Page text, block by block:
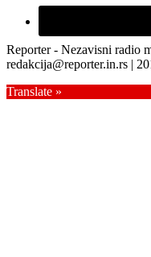
Reporter - Nezavisni radio
redakcija@reporter.in.rs |
Translate »